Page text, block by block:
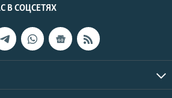
В СОЦСЕТЯХ